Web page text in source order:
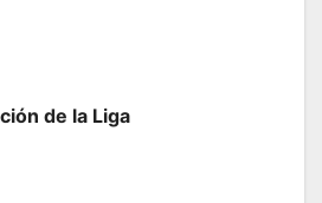
de la Liga